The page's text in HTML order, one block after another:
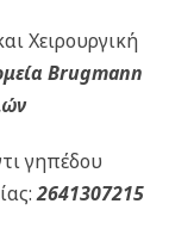
Χειρουργική
Brugmann
γηπέδου
2641307215